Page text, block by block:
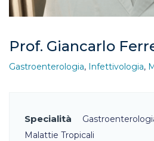
Prof. Giancarlo
Gastroenterologia, Infettivologia,
Specialità
Malattie Tropicali